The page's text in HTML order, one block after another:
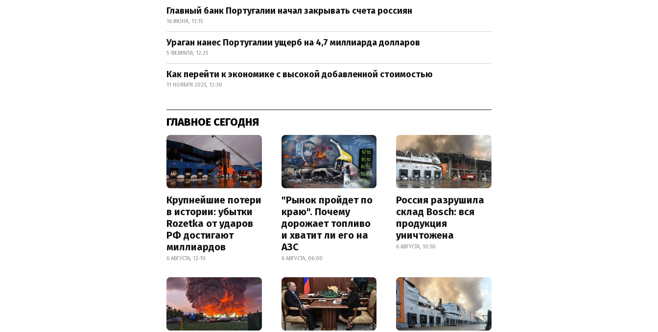
Главный банк Португалии начал закрывать счета россиян
16 ИЮНЯ, 11:15
Ураган нанес Португалии ущерб на 4,7 миллиарда долларов
5 ФЕВРАЛЯ, 12:25
Как перейти к экономике с высокой добавленной стоимостью
11 НОЯБРЯ 2025, 12:30
ГЛАВНОЕ СЕГОДНЯ
Крупнейшие потери
в истории: убытки
Rozetka от ударов
РФ достигают
миллиардов
6 АВГУСТА, 12:10
"Рынок пройдет по
краю". Почему
дорожает топливо
и хватит ли его на
АЗС
6 АВГУСТА, 06:00
Россия разрушила
склад Bosch: вся
продукция
уничтожена
6 АВГУСТА, 10:50